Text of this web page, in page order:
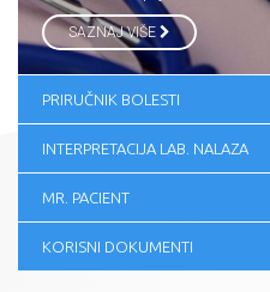
SAZNAJ VIŠE
PRIRUČNIK BOLESTI
INTERPRETACIJA LAB. NALAZA
MR. PACIENT
KORISNI DOKUMENTI